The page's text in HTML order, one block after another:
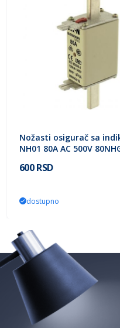
Nožasti osigurač sa
NH01 80A AC 500V
600 RSD
dostupno